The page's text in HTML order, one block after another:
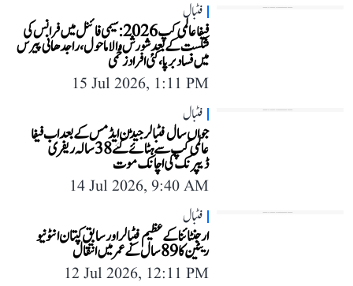
فٹبال
فیفا عالمی کپ 2026: سیمی فائنل میں فرانس کی
شکست کے بعد شورش والا ماحول، راجدھانی پیرس
میں فساد برپا، کئی افراد زخمی
15 Jul 2026, 1:11 PM
فٹبال
جواں سال فٹبالر جیڈن ایڈمس کے بعد اب فیفا
عالمی کپ سے ہٹائے گئے 38 سالہ ریفری
ڈیپرنک کی اچانک موت
14 Jul 2026, 9:40 AM
فٹبال
ارجنٹائنا کے عظیم فٹبالر اور سابق کپتان انٹونیو
ریٹین کا 89 سال کے عمر میں انتقال
12 Jul 2026, 12:11 PM